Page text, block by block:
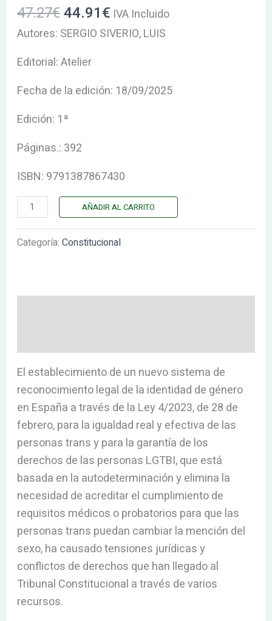
47.27€44.91€ IVA Incluido
Autores: SERGIO SIVERIO, LUIS
Editorial: Atelier
Fecha de la edición: 18/09/2025
Edición: 1ª
Páginas.: 392
ISBN: 9791387867430
TRANS,
LOS.
AÑADIR AL CARRITO
Categoría: Constitucional
El establecimiento de un nuevo sistema de
reconocimiento legal de la identidad de género
en España a través de la Ley 4/2023, de 28 de
febrero, para la igualdad real y efectiva de las
personas trans y para la garantía de los
derechos de las personas LGTBI, que está
basada en la autodeterminación y elimina la
necesidad de acreditar el cumplimiento de
requisitos médicos o probatorios para que las
personas trans puedan cambiar la mención del
sexo, ha causado tensiones jurídicas y
conflictos de derechos que han llegado al
Tribunal Constitucional a través de varios
recursos.